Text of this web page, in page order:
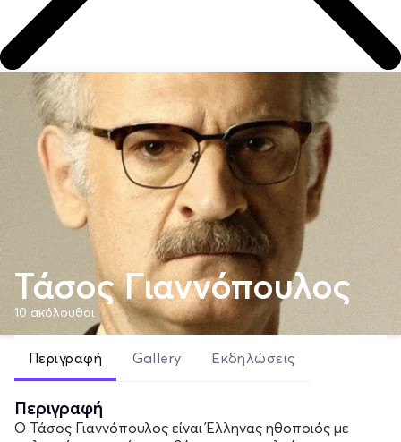
Τάσος Γιαννόπουλος
10 ακόλουθοι
Περιγραφή Gallery Εκδηλώσεις
Περιγραφή
Ο Τάσος Γιαννόπουλος είναι Έλληνας ηθοποιός με